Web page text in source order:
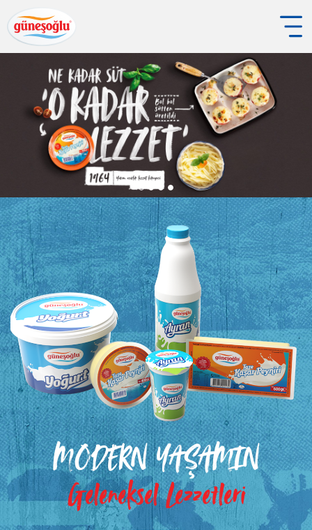
MODERN YAŞAMIN
Geleneksel Lezzetleri